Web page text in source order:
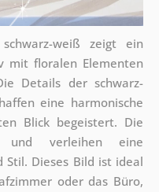
weiß zeigt ein
mit floralen Elementen
Details der schwarz-
eine harmonische
Blick begeistert. Die
und verleihen eine
Stil. Dieses Bild ist ideal
oder das Büro,